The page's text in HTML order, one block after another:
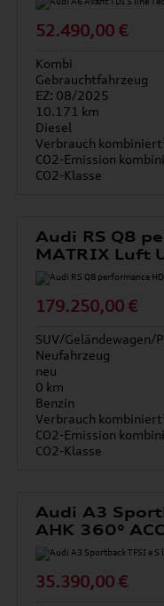
52.490,00 €
Kombi
Gebrauchtfahrzeug
EZ: 08/2025
10.171 km
Diesel
Verbrauch
CO2-Emission
CO2-Klasse
Audi RS Q8
MATRIX Luft
179.250,00 €
SUV/Geländewagen/
Neufahrzeug
neu
0 km
Benzin
Verbrauch
CO2-Emission
CO2-Klasse
Audi A3
AHK 360°
35.390,00 €